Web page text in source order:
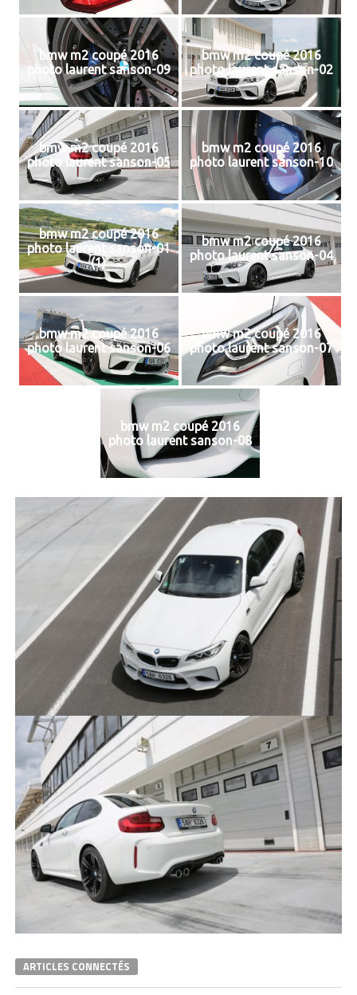
bmw m2 coupé 2016
photo laurent sanson-09
bmw m2 coupé 2016
photo laurent sanson-02
bmw m2 coupé 2016
photo laurent sanson-05
bmw m2 coupé 2016
photo laurent sanson-10
bmw m2 coupé 2016
photo laurent sanson-01
(1)
bmw m2 coupé 2016
photo laurent sanson-04
bmw m2 coupé 2016
photo laurent sanson-06
bmw m2 coupé 2016
photo laurent sanson-07
bmw m2 coupé 2016
photo laurent sanson-08
ARTICLES CONNECTÉS